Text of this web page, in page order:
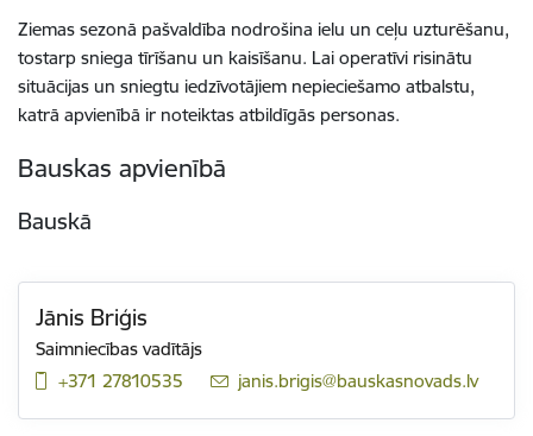
Ziemas sezonā pašvaldība nodrošina ielu un ceļu uzturēšanu,
tostarp sniega tīrīšanu un kaisīšanu. Lai operatīvi risinātu
situācijas un sniegtu iedzīvotājiem nepieciešamo atbalstu,
katrā apvienībā ir noteiktas atbildīgās personas.
Bauskas apvienībā
Bauskā
Jānis Briģis
Saimniecības vadītājs
+371 27810535
E-pasts:
janis.brigis@bauskasnovads.lv